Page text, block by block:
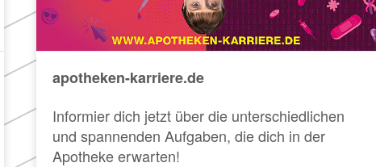
apotheken-karriere.de
Informier dich jetzt über die unterschiedlichen
und spannenden Aufgaben, die dich in der
Apotheke erwarten!